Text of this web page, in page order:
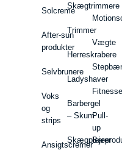
Solcreme
After-sun
produkter
Selvbrunere
Voks
og
strips
Ansigtscremer
Skægtrimmere
Trimmer
Herreskrabere
Ladyshaver
Barbergel
– Skum
Vægte
Pull-
up
Barer